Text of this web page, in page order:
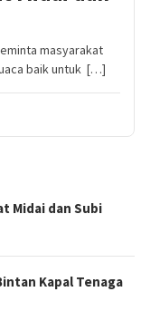
masyarakat
baik untuk […]
Midai dan Subi
Kapal Tenaga